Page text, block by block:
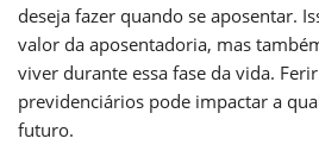
deseja fazer quando se aposentar.
valor da aposentadoria, mas
viver durante essa fase da vida.
previdenciários pode impactar a
futuro.